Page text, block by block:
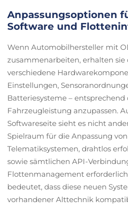
Anpassungsoptionen
Software und
Wenn Automobilhersteller mit
zusammenarbeiten, erhalten sie
verschiedene
Einstellungen,
Batteriesysteme –
Fahrzeugleistung anzupassen.
Softwareseite sieht es nicht
Spielraum für die Anpassung
Telematiksystemen, drahtlos
sowie sämtlichen API-
Flottenmanagement
bedeutet, dass diese neuen
vorhandener Alttechnik